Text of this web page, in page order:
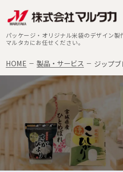
パッケージ・オリジナル米袋のデザイン製
マルタカにお任せください。
HOME 製品・サービス ジップ